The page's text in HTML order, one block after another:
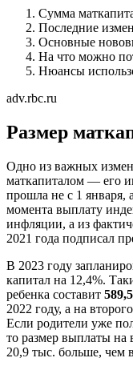
Сумма
Последние
Основные
На что можно
Нюансы
adv.rbc.ru
Размер
Одно из важных
маткапиталом — его
прошла не с 1 января,
момента выплату
инфляции, а из
2021 года подписал
В 2023 году
капитал на 12,4%.
ребенка составит
2022 году, а на
Если родители уже
то размер выплаты на
20,9 тыс. больше, чем